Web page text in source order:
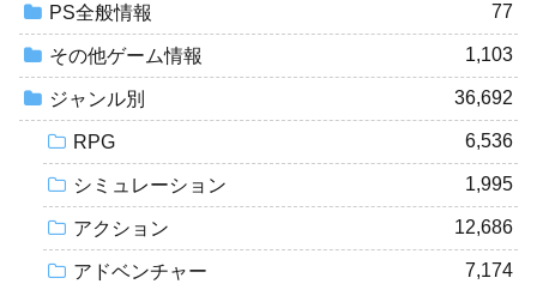
PS全般情報 77
その他ゲーム情報 1,103
ジャンル別 36,692
RPG 6,536
シミュレーション 1,995
アクション 12,686
アドベンチャー 7,174